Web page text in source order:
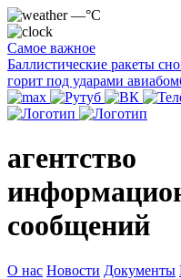
—°C
Самое важное
Баллистические ракеты
горит под ударами
агентство
сообщений
О нас Новости Документы